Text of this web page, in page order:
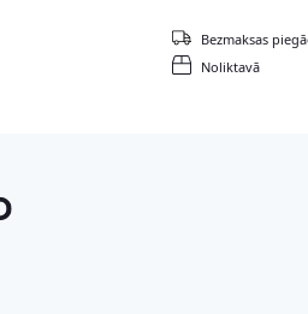
Noliktavā
Bezmaksas